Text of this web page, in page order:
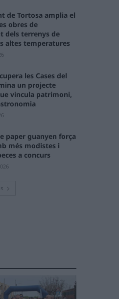
de Tortosa amplia el
obres de
dels terrenys de
altes temperatures
les Cases del
un projecte
vincula patrimoni,
paper guanyen força
més modistes i
a concurs